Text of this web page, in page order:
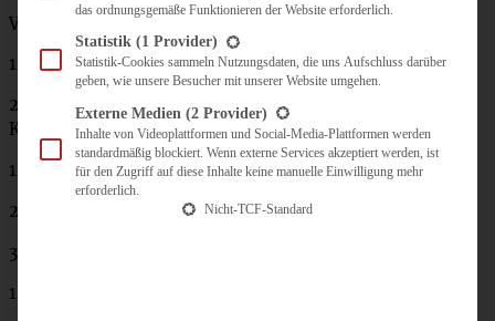
Vinaigrette:
1 Schalotte
2 Bund Koriander (oder glatte Petersilie, wer keinen
Koriander mag)
1 Knoblauchzehe
2 EL Ahornsirup
3 EL Rotweinessig
120 ml Olivenöl
das ordnungsgemäße Funktionieren der Website erforderlich.
Statistik (1 Provider)
Statistik-Cookies sammeln Nutzungsdaten, die uns Aufschluss darüber
geben, wie unsere Besucher mit unserer Website umgehen.
Externe Medien (2 Provider)
Inhalte von Videoplattformen und Social-Media-Plattformen werden
standardmäßig blockiert. Wenn externe Services akzeptiert werden, ist
für den Zugriff auf diese Inhalte keine manuelle Einwilligung mehr
erforderlich.
Nicht-TCF-Standard